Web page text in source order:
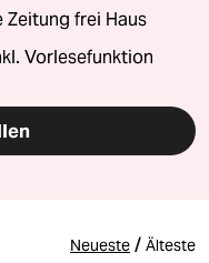
frei Haus
Vorlesefunktion
Neueste / Älteste